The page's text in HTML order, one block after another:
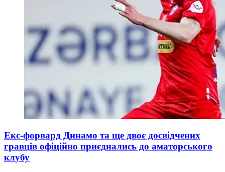
Екс-форвард Динамо та ще двоє досвідчених
гравців офіційно приєднались до аматорського
клубу